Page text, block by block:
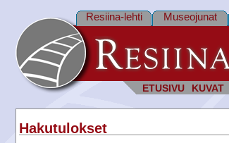
ETUSIVU KUVAT
Resiina-lehti Museojunat
Hakutulokset